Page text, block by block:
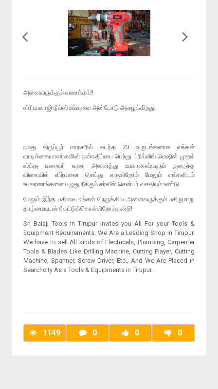
அனைவருக்கும் வணக்கம்!!
ஸ்ரீ பாலாஜி டூல்ஸ் உங்களை அன்போடு அழைக்கிறது!
நமது திருப்பூர் மாநகரில் கடந்த 23 வருடங்களாக எங்கள்
வாடிக்கையாளர்களின் நன்மதிப்பை பெற்று ட்ரில்லிங் மெஷின் முதல்
ஸ்க்ரூ டிரைவர் வரை அனைத்து உபகரணங்களும் குறைந்த
விலையில் விற்பனை செய்து வருகிறோம் மேலும் எங்களிடம்
உபகரணங்களை பழுது நீக்கும் சர்வீஸ் சென்டர் வசதியும் உண்டு.
மேலும் இந்த பதிவை உங்கள் நெருங்கிய அனைவருக்கும் பகிருமாறு
தாழ்மையுடன் கேட்டுக்கொள்கிறோம்.நன்றி!
Sri Balaji Tools in Tirupur invites you All For your Tools &
Equipment Requirements. We Are a Leading Shop in Tirupur.
We have to sell All kinds of Electricals, Plumbing, Carpenter
Tools & Blades Like Drilling Machine, Cutting Player, Cutting
Machine, Spanner, Screw Driver, Etc., And We Are Placed in
Searchcity As a Tools & Equipments in Tirupur.
1149 0 0 0